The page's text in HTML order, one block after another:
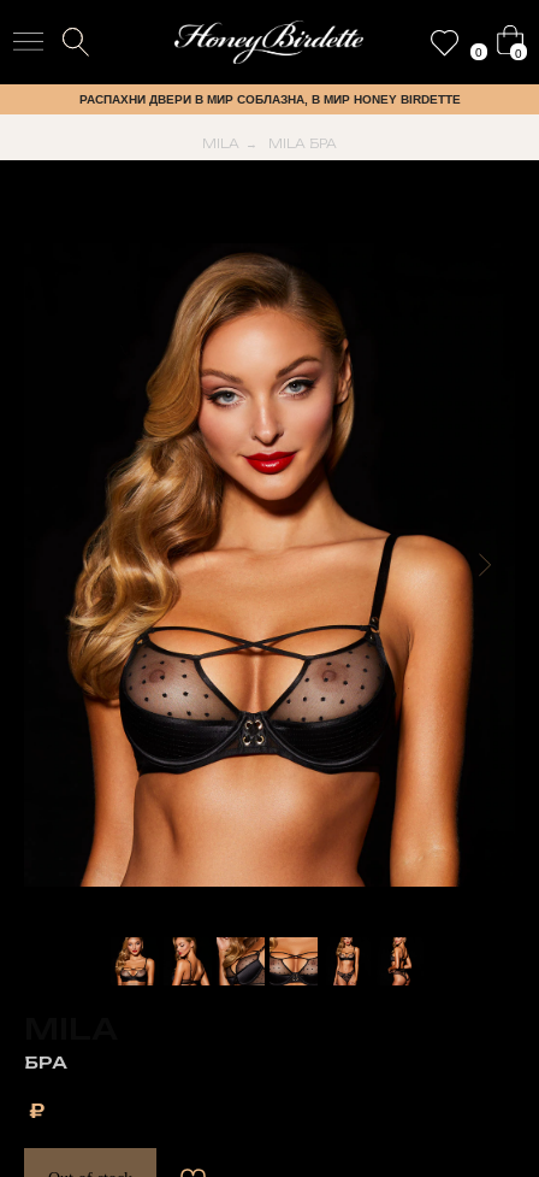
0 0
РАСПАХНИ ДВЕРИ В МИР СОБЛАЗНА, В МИР HONEY BIRDETTE
MILA → MILA БРА
БРА
₽